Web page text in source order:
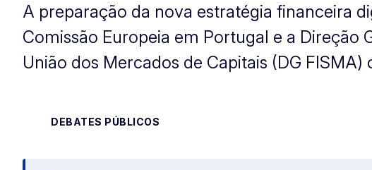
A preparação da nova estratégia financeira
Comissão Europeia em Portugal e a Direção
União dos Mercados de Capitais (DG FISMA)
DEBATES PÚBLICOS